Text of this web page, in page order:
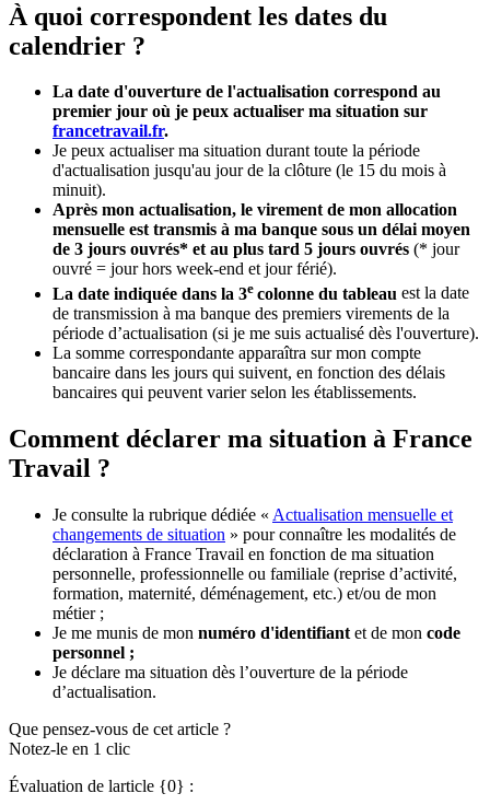
​​​​​​​À quoi correspondent les dates du
calendrier ?
La date d'ouverture de l'actualisation correspond au
premier jour où je peux actualiser ma situation sur
francetravail.fr.
Je peux actualiser ma situation durant toute la période
d'actualisation jusqu'au jour de la clôture (le 15 du mois à
minuit).
Après mon actualisation, le virement de mon allocation
mensuelle est transmis à ma banque sous un délai moyen
de 3 jours ouvrés* et au plus tard 5 jours ouvrés (* jour
ouvré = jour hors week-end et jour férié).
La date indiquée dans la 3e colonne du tableau est la date
de transmission à ma banque des premiers virements de la
période d’actualisation (si je me suis actualisé dès l'ouverture).
La somme correspondante apparaîtra sur mon compte
bancaire dans les jours qui suivent, en fonction des délais
bancaires qui peuvent varier selon les établissements.
Comment déclarer ma situation à France
Travail ?
Je consulte la rubrique dédiée « Actualisation mensuelle et
changements de situation » pour connaître les modalités de
déclaration à France Travail en fonction de ma situation
personnelle, professionnelle ou familiale (reprise d’activité,
formation, maternité, déménagement, etc.) et/ou de mon
métier ;
Je me munis de mon numéro d'identifiant et de mon code
personnel ;
Je déclare ma situation dès l’ouverture de la période
d’actualisation.
Que pensez-vous de cet article ?
Notez-le en 1 clic
Évaluation de larticle {0} :